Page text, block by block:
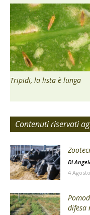
Tripidi, la lista è lunga
Contenuti riservati
Di
4
difesa